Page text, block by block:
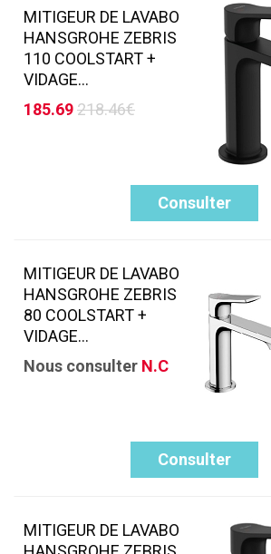
MITIGEUR DE LAVABO
HANSGROHE ZEBRIS
110 COOLSTART +
VIDAGE...
185.69218.46€
Consulter
MITIGEUR DE LAVABO
HANSGROHE ZEBRIS
80 COOLSTART +
VIDAGE...
Nous consulter N.C
Consulter
MITIGEUR DE LAVABO